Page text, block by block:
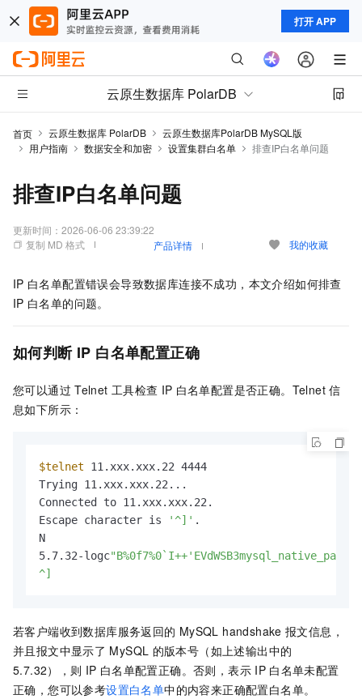
打开 APP
云原生数据库 PolarDB
首页 云原生数据库 PolarDB
云原生数据库PolarDB MySQL版
用户指南
数据安全和加密 设置集群白名单 排查IP白名单问题
排查IP白名单问题
更新时间： 2026-06-06 23:39:22
复制 MD 格式
产品详情 我的收藏
IP 白名单配置错误会导致数据库连接不成功，本文介绍如何排查
IP 白名单的问题。
如何判断 IP 白名单配置正确
您可以通过 Telnet 工具检查 IP 白名单配置是否正确。Telnet 信
息如下所示：
$telnet 11.xxx.xxx.22 4444
Trying 11.xxx.xxx.22...
Connected to 11.xxx.xxx.22.
Escape character is
'^]' .
N
5.7.32-logc
^]
若客户端收到数据库服务返回的 MySQL handshake 报文信息，
并且报文中显示了 MySQL 的版本号（如上述输出中的
5.7.32），则 IP 白名单配置正确。否则，表示 IP 白名单未配置
正确，您可以参考设置白名单中的内容来正确配置白名单。